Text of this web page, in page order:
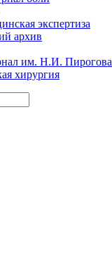
экспертиза
архив
им. Н.И. Пирогова
хирургия